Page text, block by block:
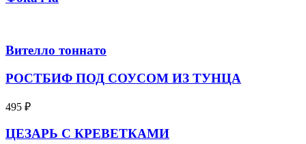
Вителло тоннато
РОСТБИФ ПОД СОУСОМ ИЗ ТУНЦА
495 ₽
ЦЕЗАРЬ С КРЕВЕТКАМИ